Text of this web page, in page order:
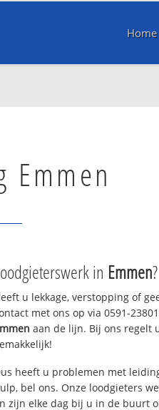
Home
Emmen
in Emmen?
u lekkage, verstopping of
met ons op via 0591-
aan de lijn. Bij ons regelt
heeft u problemen met
bel ons. Onze loodgieters
zijn elke dag bij u in de buurt